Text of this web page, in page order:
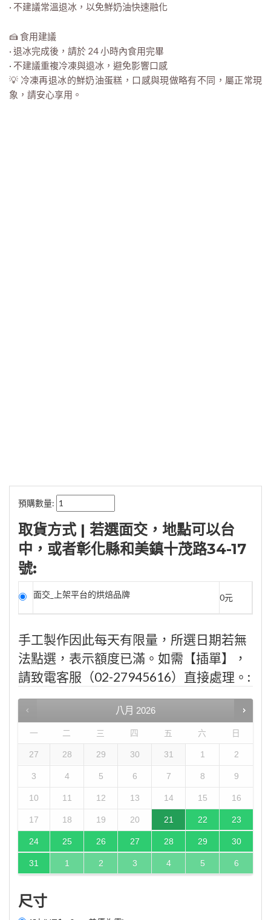
· 不建議常溫退冰，以免鮮奶油快速融化
🍰 食用建議
· 退冰完成後，請於 24 小時內食用完畢
· 不建議重複冷凍與退冰，避免影響口感
💡 冷凍再退冰的鮮奶油蛋糕，口感與現做略有不同，屬正常現
象，請安心享用。
預購數量:
取貨方式 | 若選面交，地點可以台
中，或者彰化縣和美鎮十茂路34-17
號:
面交_上架平台的烘焙品牌 0元
手工製作因此每天有限量，所選日期若無
法點選，表示額度已滿。如需【插單】，
請致電客服（02-27945616）直接處理。:
八月 2026
一 二 三 四 五 六 日
27 28 29 30 31 1 2
3 4 5 6 7 8 9
10 11 12 13 14 15 16
17 18 19 20 21 22 23
24 25 26 27 28 29 30
31 1 2 3 4 5 6
尺寸